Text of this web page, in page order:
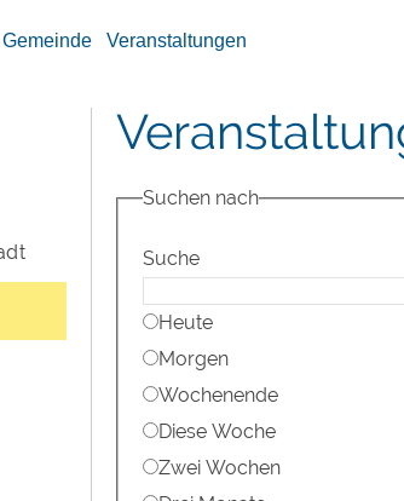
Veranstaltungen
Suchen nach
Suche
Heute
Morgen
Wochenende
Diese Woche
Zwei Wochen